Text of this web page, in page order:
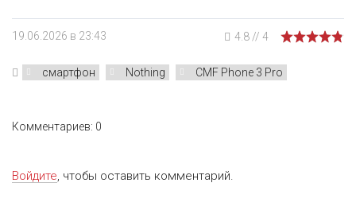
19.06.2026 в 23:43 4.8 // 4
смартфон Nothing CMF Phone 3 Pro
Комментариев: 0
Войдите, чтобы оставить комментарий.